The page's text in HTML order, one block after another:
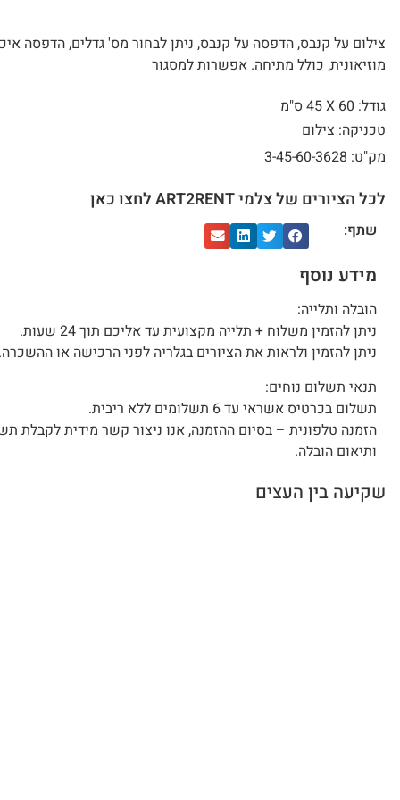
צילום על קנבס, הדפסה על קנבס, ניתן לבחור מס' גדלים, הדפסה
מוזיאונית, כולל מתיחה. אפשרות למסגור
גודל: 60 X
45 ס"מ
טכניקה: צילום
מק"ט: 3-45-60-3628
לכל הציורים של צלמי ART2RENT לחצו כאן
שתף:
מידע נוסף
הובלה ותלייה:
ניתן להזמין משלוח + תלייה מקצועית עד אליכם תוך 24 שעות.
ניתן להזמין ולראות את הציורים בגלריה לפני הרכישה או
תנאי תשלום נוחים:
תשלום בכרטיס אשראי עד 6 תשלומים ללא ריבית.
הזמנה טלפונית – בסיום ההזמנה, אנו ניצור קשר מידית לקבלת
ותיאום הובלה.
שקיעה בין העצים